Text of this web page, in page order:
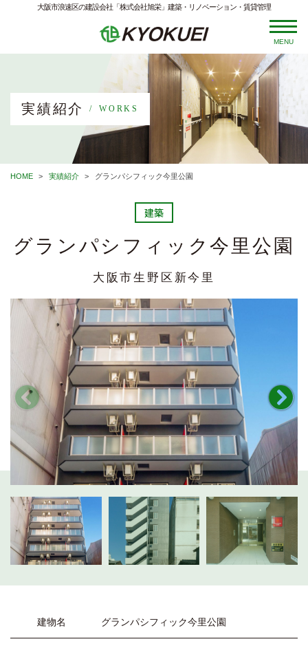
大阪市浪速区の建設会社「株式会社旭栄」建築・リノベーション・賃貸管理
MENU
実績紹介 WORKS
HOME 実績紹介 グランパシフィック今里公園
建築
グランパシフィック今里公園
大阪市生野区新今里
建物名 グランパシフィック今里公園